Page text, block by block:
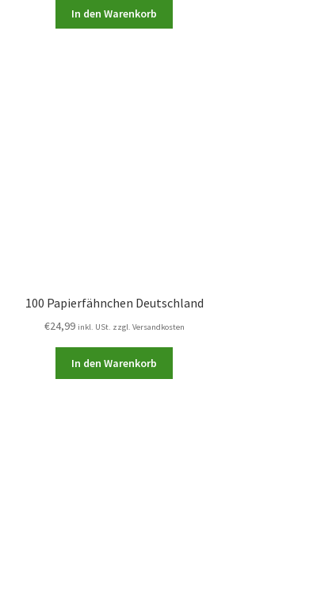
In den Warenkorb
100 Papierfähnchen Deutschland
€24,99 inkl. USt. zzgl. Versandkosten
In den Warenkorb